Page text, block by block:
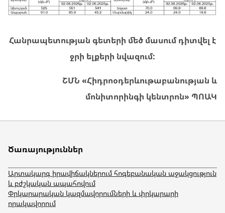
Հանրապետության գետերի մեծ մասում դիտվել է
ջրի ելքերի նվազում:
ՇՄՆ «Հիդրոօդերևութաբանության և
մոնիտորինգի կենտրոն» ՊՈԱԿ
Ծառայություններ
Արտակարգ իրավիճակներում հոգեբանական աջակցություն
և բժշկական ապահովում
Փրկարարական կազմավորումների և փրկարարի
որակավորում